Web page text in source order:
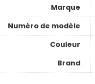
Marque
Numéro de modèle
Couleur
Brand